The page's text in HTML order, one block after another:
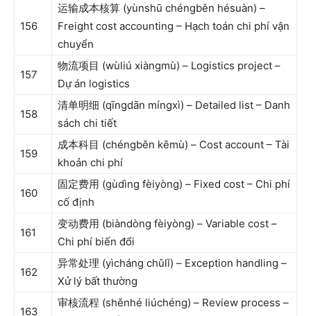
156
运输成本核算 (yùnshū chéngběn hésuàn) –
Freight cost accounting – Hạch toán chi phí vận
chuyển
157
物流项目 (wùliú xiàngmù) – Logistics project –
Dự án logistics
158
清单明细 (qīngdān míngxì) – Detailed list – Danh
sách chi tiết
159
成本科目 (chéngběn kēmù) – Cost account – Tài
khoản chi phí
160
固定费用 (gùdìng fèiyòng) – Fixed cost – Chi phí
cố định
161
变动费用 (biàndòng fèiyòng) – Variable cost –
Chi phí biến đổi
162
异常处理 (yìcháng chǔlǐ) – Exception handling –
Xử lý bất thường
163
审核流程 (shěnhé liúchéng) – Review process –